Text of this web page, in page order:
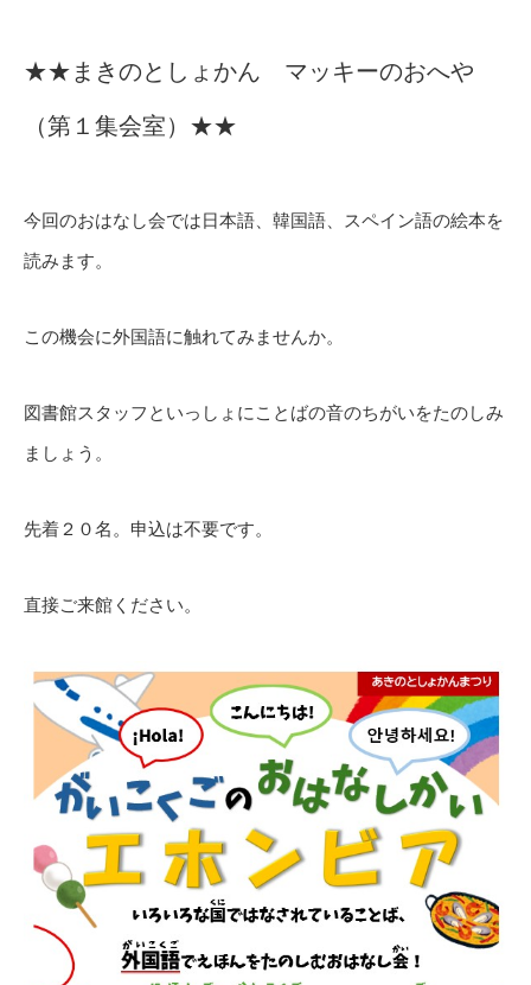
★★まきのとしょかん マッキーのおへや
（第１集会室）★★
今回のおはなし会では日本語、韓国語、スペイン語の絵本を
読みます。
この機会に外国語に触れてみませんか。
図書館スタッフといっしょにことばの音のちがいをたのしみ
ましょう。
先着２０名。申込は不要です。
直接ご来館ください。